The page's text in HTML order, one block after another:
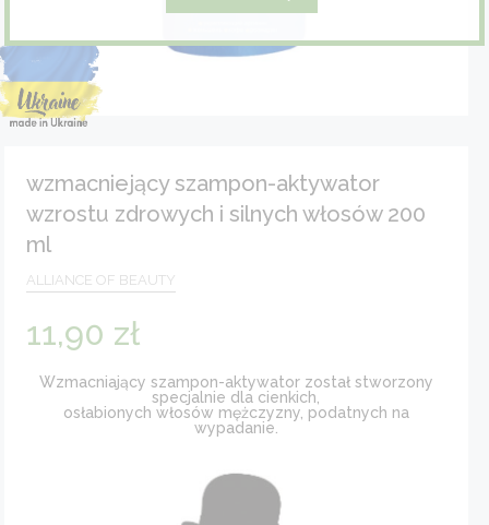
wzmacniejący szampon-aktywator
wzrostu zdrowych i silnych włosów 200
ml
ALLIANCE OF BEAUTY
11,90 zł
Wzmacniający szampon-aktywator został stworzony
specjalnie dla cienkich,
osłabionych włosów mężczyzny, podatnych na
wypadanie.